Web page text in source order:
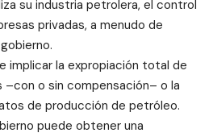
su industria petrolera, el control
privadas, a menudo de
implicar la expropiación total de
o sin compensación– o la
de producción de petróleo.
puede obtener una